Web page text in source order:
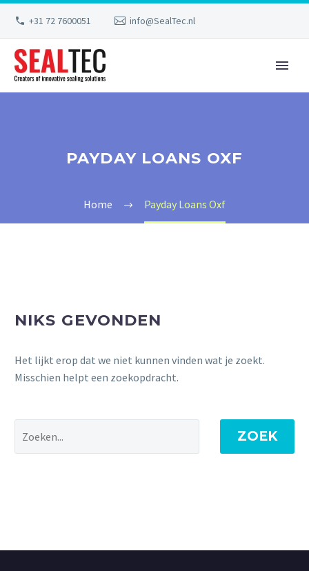
+31 72 7600051 info@SealTec.nl
PAYDAY LOANS OXF
Home Payday Loans Oxf
NIKS GEVONDEN
Het lijkt erop dat we niet kunnen vinden wat je zoekt.
Misschien helpt een zoekopdracht.
ZOEK